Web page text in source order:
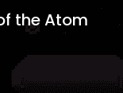
the Atom